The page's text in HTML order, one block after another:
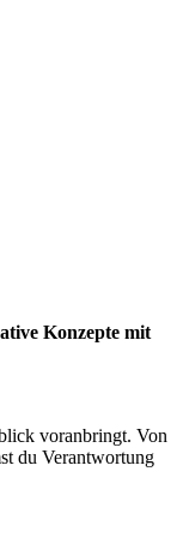
Konzepte mit
voranbringt. Von
du Verantwortung